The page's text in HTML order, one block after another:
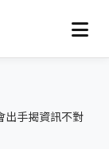
手揭資訊不對